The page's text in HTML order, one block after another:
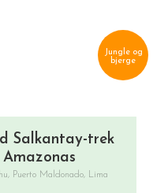
Jungle og
bjerge
Salkantay-trek
Puerto Maldonado, Lima